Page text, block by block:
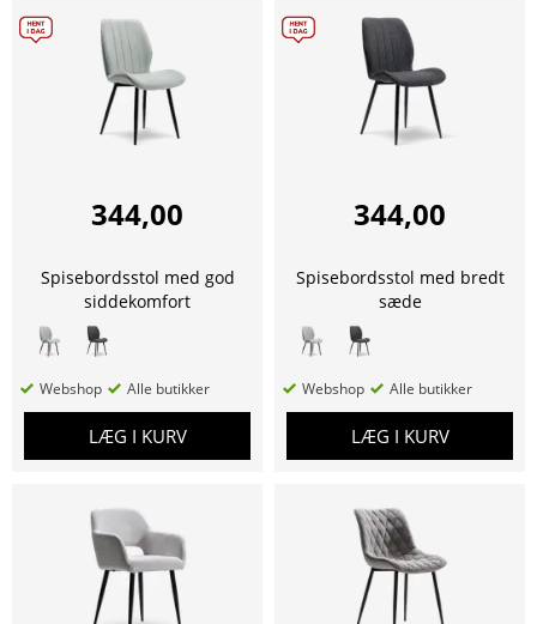
344,00
Spisebordsstol med god
siddekomfort
Webshop Alle butikker
LÆG I KURV
344,00
Spisebordsstol med bredt
sæde
Webshop Alle butikker
LÆG I KURV